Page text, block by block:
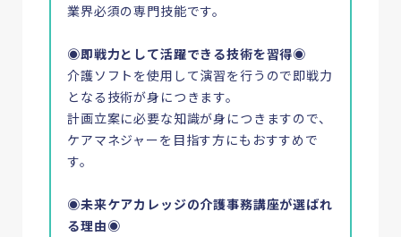
業界必須の専門技能です。
◉即戦力として活躍できる技術を習得◉
介護ソフトを使用して演習を行うので即戦力
となる技術が身につきます。
計画立案に必要な知識が身につきますので、
ケアマネジャーを目指す方にもおすすめで
す。
◉未来ケアカレッジの介護事務講座が選ばれ
る理由◉